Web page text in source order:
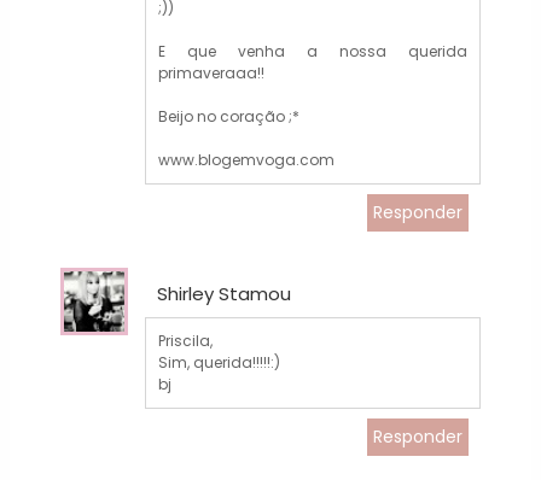
;))
E que venha a nossa querida
primaveraaa!!
Beijo no coração ;*
www.blogemvoga.com
Responder
Shirley Stamou
Priscila,
Sim, querida!!!!!:)
bj
Responder